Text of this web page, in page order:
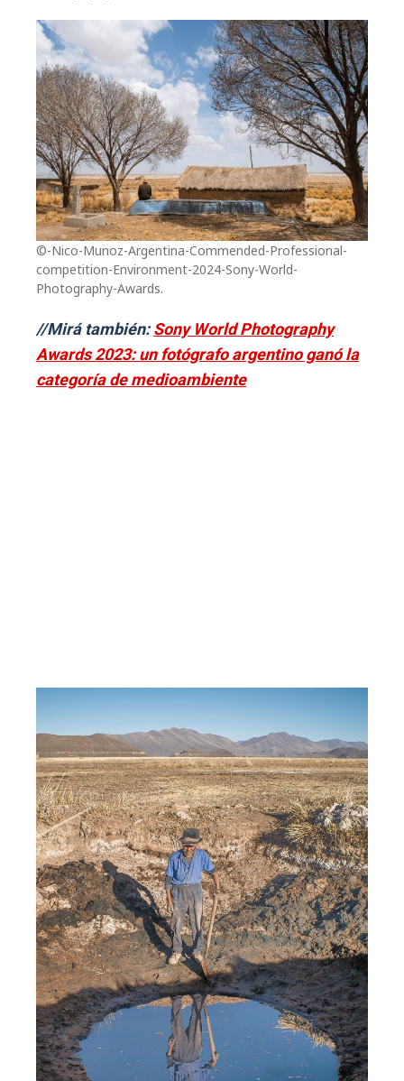
©-Nico-Munoz-Argentina-Commended-Professional-
competition-Environment-2024-Sony-World-
Photography-Awards.
//Mirá también:Sony World Photography
Awards 2023: un fotógrafo argentino ganó la
categoría de medioambiente